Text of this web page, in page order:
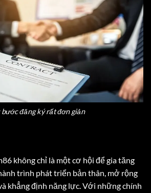
bước đăng ký rất đơn giản
không chỉ là một cơ hội để gia tăng
trình phát triển bản thân, mở rộng
khẳng định năng lực. Với những chính